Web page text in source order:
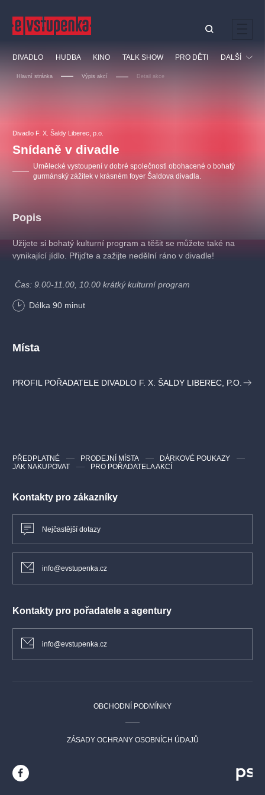
DIVADLO HUDBA KINO TALK SHOW PRO DĚTI DALŠÍ
Hlavní stránka Výpis akcí Detail akce
Divadlo F. X. Šaldy Liberec, p.o.
Snídaně v divadle
Umělecké vystoupení v dobré společnosti obohacené o bohatý
gurmánský zážitek v krásném foyer Šaldova divadla.
Popis
Užijete si bohatý kulturní program a těšit se můžete také na
vynikající jídlo. Přijďte a zažijte nedělní ráno v divadle!
Čas: 9.00-11.00, 10.00 krátký kulturní program
Délka 90 minut
Místa
PROFIL POŘADATELE DIVADLO F. X. ŠALDY LIBEREC, P.O.
Kontakty pro zákazníky
Nejčastější dotazy
info@evstupenka.cz
Kontakty pro pořadatele a agentury
info@evstupenka.cz
PŘEDPLATNÉ PRODEJNÍ MÍSTA
DÁRKOVÉ POUKAZY
JAK NAKUPOVAT
PRO POŘADATELA AKCÍ
OBCHODNÍ PODMÍNKY
ZÁSADY OCHRANY OSOBNÍCH ÚDAJŮ
Nejnavštěvovanější
doporučujeme dfxs